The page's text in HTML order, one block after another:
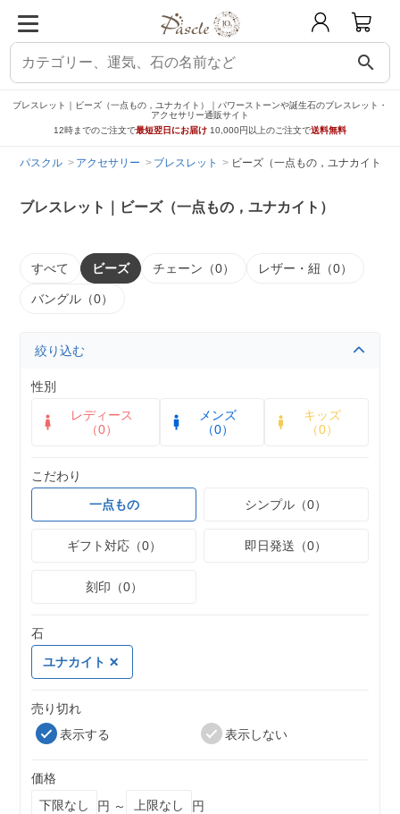
search
ブレスレット｜ビーズ（一点もの，ユナカイト）｜パワーストーンや誕生石のブレスレット・
アクセサリー通販サイト
12時までのご注文で最短翌日にお届け 10,000円以上のご注文で送料無料
パスクル アクセサリー ブレスレット ビーズ（一点もの，ユナカイト）
ブレスレット｜ビーズ（一点もの，ユナカイト）
すべて ビーズ チェーン（0） レザー・紐（0）
バングル（0）
絞り込む
性別
レディース
（0）
メンズ
（0）
キッズ
（0）
こだわり
一点もの
シンプル（0）
ギフト対応（0） 即日発送（0）
刻印（0）
石
ユナカイト
売り切れ
表示する
表示しない
価格
円 ～
円